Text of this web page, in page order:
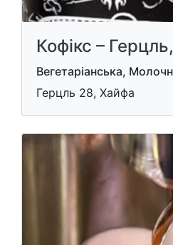
Кофікс –
Вегетаріанська,
Герцль 28, Хайфа